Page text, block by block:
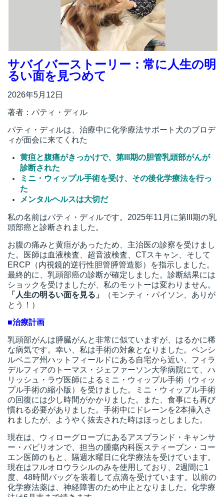
サバイバーストーリー：常に人生の明
るい面を見つめて
2026年5月12日
著者：パティ・ディル
パティ・ディルは、治療中に化学療法サポート犬のブロデ
ィが面会に来てくれた
黄疸と腹痛がきっかけで、第III期の胆管乳頭部がんが
診断された
ミニ・ウィップル手術を受け、その後化学療法を行っ
た
メンタルヘルスは大切だ
私の名前はパティ・ディルです。2025年11月に第III期の乳
頭部癌と診断されました。
お腹の痛みと黄疸があったため、主治医の診察を受けまし
た。医師は血液検査、超音波検査、CTスキャン、そして
ERCP（内視鏡的逆行性胆管膵管造影）を指示しました。
最終的に、乳頭部癌の診断が確定しました。診断結果には
ショックを受けましたが、私のモットーは変わりません。
「人生の明るい面を見る」
（モンティ・パイソン、ありが
とう！）
■治療計画
乳頭部がんは膵臓がんと非常に似ていますが、はるかに稀
な病気です。幸い、私は手術の対象となりました。ペンシ
ルベニア州ハットフィールドにある自宅から近い、フィラ
デルフィアのトーマス・ジェファーソン大学病院にて、ハ
リッシュ・ラヴ医師によるミニ・ウィップル手術（ウィッ
プル手術の縮小版）を受けました。ミニ・ウィップル手術
の回復には少し時間がかかりました。また、食事にも再び
慣れる必要がありました。手術中にドレーンを2本挿入さ
れましたが、ようやく抜去された時はほっとしました。
現在は、ウィローグローブにあるアスプランド・キャンサ
ー・パビリオンで、担当の腫瘍内科医スティーブン・コー
エン医師のもと、隔週水曜日に化学療法を受けています。
現在はフルオロウラシルのみを使用しており、2週間に1
度、48時間バッグを装着して点滴を受けています。以前の
化学療法薬は、神経障害のため中止となりました。化学療